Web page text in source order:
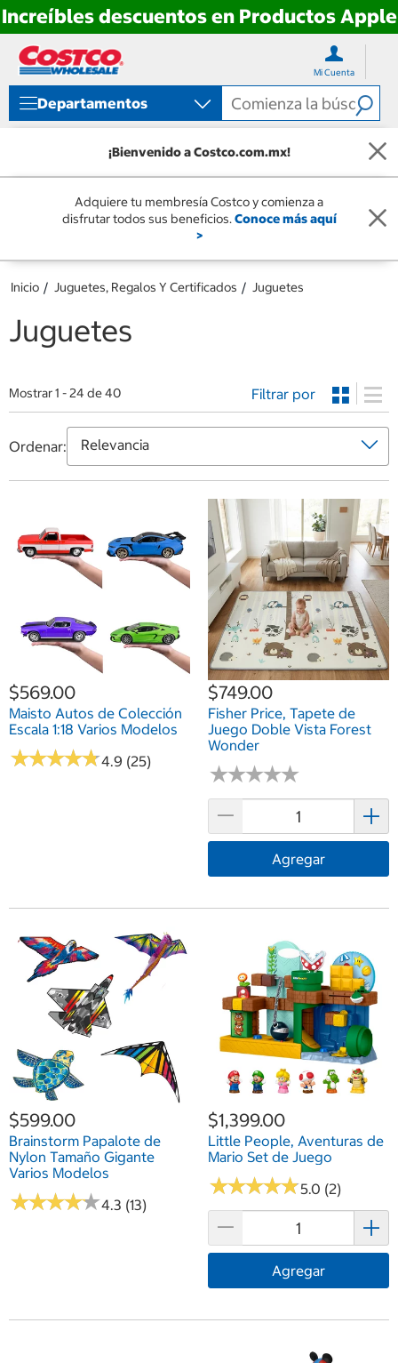
Increíbles descuentos en Productos Apple
directo
contenido
directo
menú
navegación
Mi Cuenta
Departamentos
¡Bienvenido a Costco.com.mx!
Adquiere tu membresía Costco y comienza a
disfrutar todos sus beneficios.Conoce más aquí
>
Inicio Juguetes, Regalos Y Certificados Juguetes
Juguetes
Mostrar 1 - 24 de 40 Filtrar por
Ordenar:
$569.00
Maisto Autos de Colección
Escala 1:18 Varios Modelos
★★★★★
★★★★★4.9 (25)
$749.00
Fisher Price, Tapete de
Juego Doble Vista Forest
Wonder
★★★★★
★★★★★
Agregar
$599.00
Brainstorm Papalote de
Nylon Tamaño Gigante
Varios Modelos
★★★★★
★★★★★4.3 (13)
$1,399.00
Little People, Aventuras de
Mario Set de Juego
★★★★★
★★★★★5.0 (2)
Agregar